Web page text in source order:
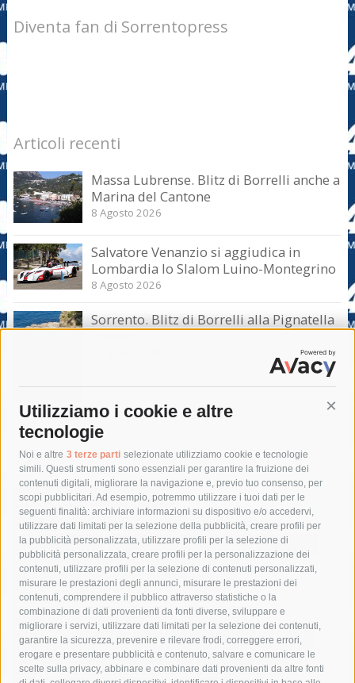
Utilizziamo i cookie e altre
tecnologie
Noi e altre 3 terze parti selezionate utilizziamo cookie e tecnologie
simili. Questi strumenti sono essenziali per garantire la fruizione dei
contenuti digitali, migliorare la navigazione e, previo tuo consenso, per
scopi pubblicitari. Ad esempio, potremmo utilizzare i tuoi dati per le
seguenti finalità: archiviare informazioni su dispositivo e/o accedervi,
utilizzare dati limitati per la selezione della pubblicità, creare profili per
la pubblicità personalizzata, utilizzare profili per la selezione di
pubblicità personalizzata, creare profili per la personalizzazione dei
contenuti, utilizzare profili per la selezione di contenuti personalizzati,
misurare le prestazioni degli annunci, misurare le prestazioni dei
contenuti, comprendere il pubblico attraverso statistiche o la
combinazione di dati provenienti da fonti diverse, sviluppare e
migliorare i servizi, utilizzare dati limitati per la selezione dei contenuti,
garantire la sicurezza, prevenire e rilevare frodi, correggere errori,
erogare e presentare pubblicità e contenuto, salvare e comunicare le
scelte sulla privacy, abbinare e combinare dati provenienti da altre fonti
Diventa fan di Sorrentopress
Articoli recenti
Massa Lubrense. Blitz di Borrelli anche a
Marina del Cantone
8 Agosto 2026
Salvatore Venanzio si aggiudica in
Lombardia lo Slalom Luino-Montegrino
8 Agosto 2026
Sorrento. Blitz di Borrelli alla Pignatella
– video –
Tag
acqua allerta meteo
anas
area marina protetta di punta campanella
arresto
Asl Napoli 3 sud
capitaneria di porto capri
carabinieri
castellammare di stabia
circumvesuviana
comune di sorrento
concerto
contagi
costiera amalfitana
covid-19 eav
elezioni
fondazione sorrento
gori guardia costiera
incidente
lavori
lorenzo balducelli mare
massa lubrense